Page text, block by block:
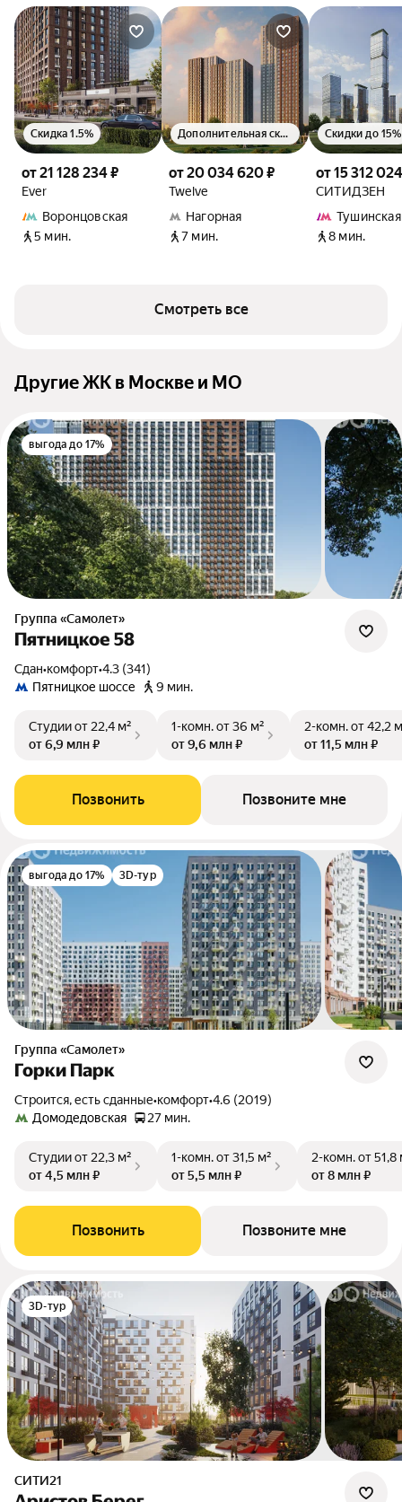
от 21 128 234 ₽
Ever
Воронцовская
5 мин.
Скидка 1.5%
от 20 034 620 ₽
Twelve
Нагорная
7 мин.
Дополнительная скидка 1.5%
от 15 312
СИТИДЗЕН
Тушинская
8 мин.
Скидки до 15%
Смотреть все
Другие ЖК в Москве и МО
выгода до 17%
Группа «Самолет»
Пятницкое 58
Сдан•комфорт•4.3 (341)
Пятницкое шоссе
9 мин.
Студииот 22,4 м²
от 6,9 млн ₽
1-комн.от 36 м²
от 9,6 млн ₽
2-комн.от 42,2
от 11,5 млн ₽
Позвонить Позвоните мне
выгода до 17% 3D-тур
Группа «Самолет»
Горки Парк
Строится, есть сданные•комфорт•4.6 (2019)
Домодедовская
27 мин.
Студииот 22,3 м²
от 4,5 млн ₽
1-комн.от 31,5 м²
от 5,5 млн ₽
2-комн.от 51,8
от 8 млн ₽
Позвонить Позвоните мне
3D-тур
СИТИ21